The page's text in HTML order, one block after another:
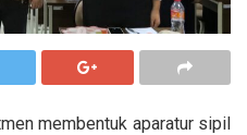
membentuk aparatur sipil